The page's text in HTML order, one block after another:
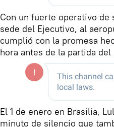
Con un fuerte operativo de
sede del Ejecutivo, al
cumplió con la promesa
hora antes de la partida
El 1 de enero en Brasilia,
minuto de silencio que